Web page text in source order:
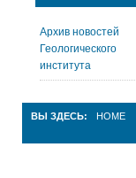
Архив новостей
Геологического
института
ВЫ ЗДЕСЬ: HOME